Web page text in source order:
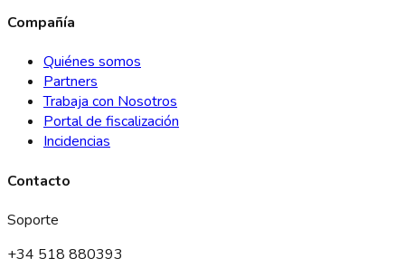
Compañía
Quiénes somos
Partners
Trabaja con Nosotros
Portal de fiscalización
Incidencias
Contacto
Soporte
+34 518 880393